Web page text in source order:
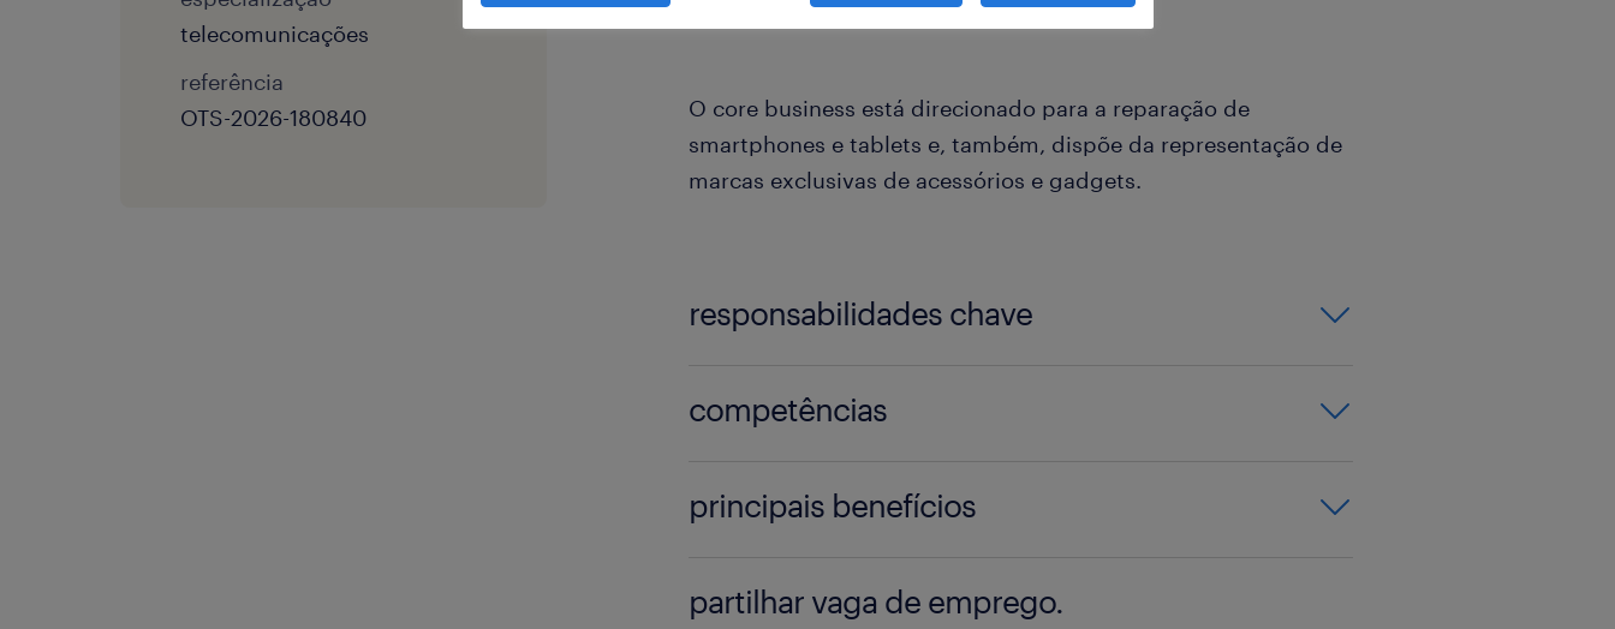
telecomunicações
referência
OTS-2026-180840
O core business está direcionado para a reparação de
smartphones e tablets e, também, dispõe da representação de
marcas exclusivas de acessórios e gadgets.
responsabilidades chave
A função passa pela reparação de equipamentos
Atendimento ao cliente quando necessário;
competências
Formação na área de Eletrotécnica ou similar;
1ºs empregos na área ou recém formados serão
principais benefícios
Vencimento Base: 1200€ + prémio variável
partilhar vaga de emprego.